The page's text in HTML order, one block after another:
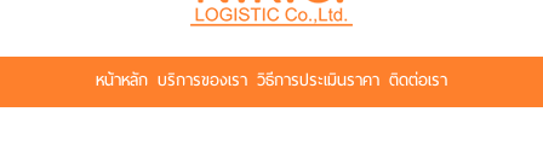
หน้าหลัก บริการของเรา วิธีการประเมินราคา ติดต่อเรา